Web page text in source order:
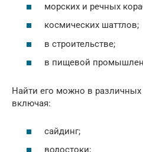
морских и речных
космических шаттлов;
в строительстве;
в пищевой
Найти его можно в различных
включая:
сайдинг;
водостоки;